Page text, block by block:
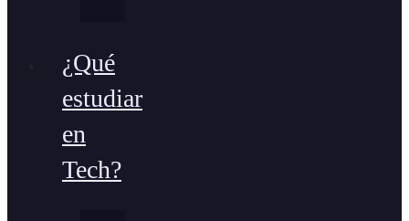
¿Qué
estudiar
en
Tech?